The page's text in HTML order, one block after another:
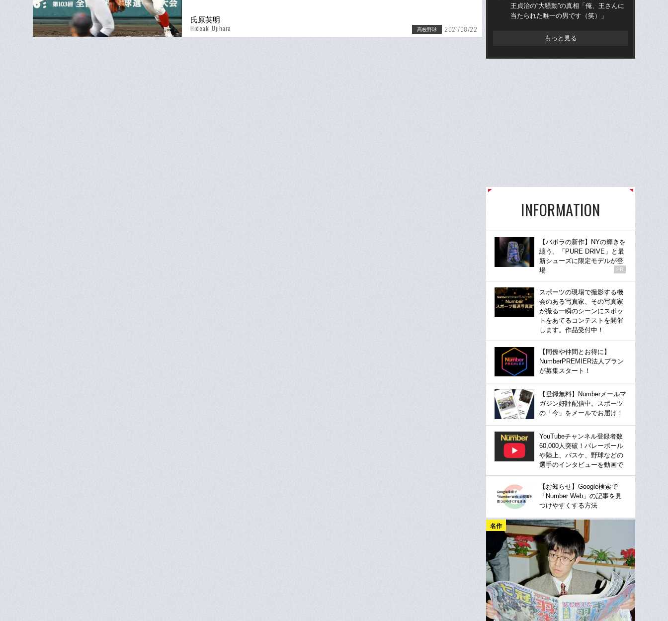
氏原英明
Hideaki Ujihara 高校野球 2021/08/22
王貞治の“大騒動”の真相「俺、王さんに
当たられた唯一の男です（笑）」
もっと見る
INFORMATION
【バボラの新作】NYの輝きを
纏う。「PURE DRIVE」と最
新シューズに限定モデルが登
場
PR
スポーツの現場で撮影する機
会のある写真家、その写真家
が撮る一瞬のシーンにスポッ
トをあてるコンテストを開催
します。作品受付中！
【同僚や仲間とお得に】
NumberPREMIER法人プラン
が募集スタート！
【登録無料】Numberメールマ
ガジン好評配信中。スポーツ
の「今」をメールでお届け！
YouTubeチャンネル登録者数
60,000人突破！バレーボール
や陸上、バスケ、野球などの
選手のインタビューを動画で
【お知らせ】Google検索で
「Number Web」の記事を見
つけやすくする方法
名作